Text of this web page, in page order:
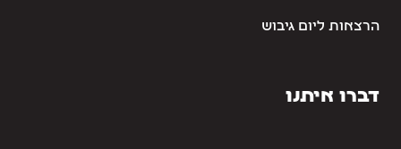
הרצאות ליום גיבוש
דברו איתנו